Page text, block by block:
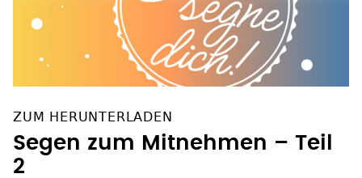
ZUM HERUNTERLADEN
Segen zum Mitnehmen – Teil
2